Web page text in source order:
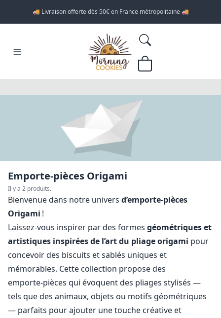
🚚 Livraison offerte dès 50€ en France métropolitaine 🚚
Emporte-pièces Origami
Il y a 2 produits.
Bienvenue dans notre univers d’emporte‑pièces
Origami !
Laissez‑vous inspirer par des formes géométriques et
artistiques inspirées de l’art du pliage origami pour
concevoir des biscuits et sablés uniques et
mémorables. Cette collection propose des
emporte‑pièces qui évoquent des pliages stylisés —
tels que des animaux, objets ou motifs géométriques
— parfaits pour ajouter une touche créative et